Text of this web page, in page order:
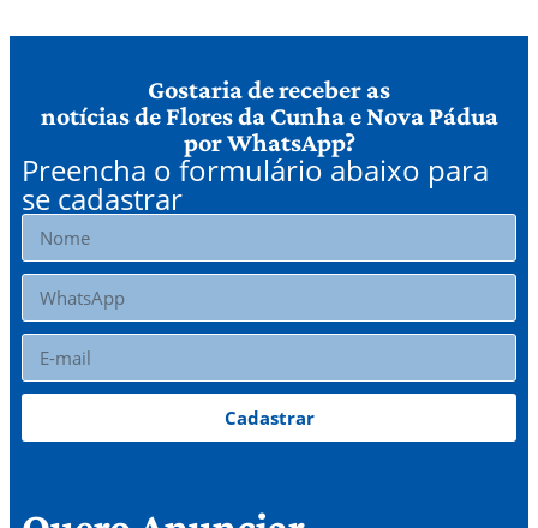
Gostaria de receber as
notícias de Flores da Cunha e Nova Pádua
por WhatsApp?
Preencha o formulário abaixo para
se cadastrar
Cadastrar